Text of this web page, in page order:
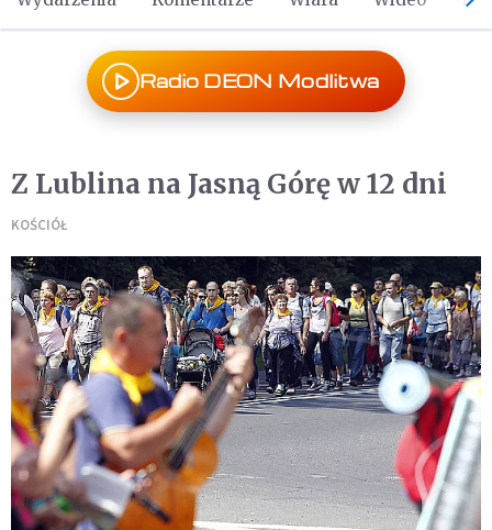
Radio DEON Modlitwa
Z Lublina na Jasną Górę w 12 dni
KOŚCIÓŁ